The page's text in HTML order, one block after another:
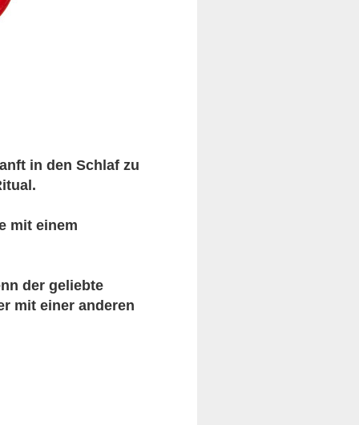
in den Schlaf zu
mit einem
der geliebte
mit einer anderen